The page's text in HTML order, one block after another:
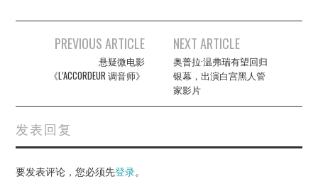
PREVIOUS ARTICLE
悬疑微电影
《L’ACCORDEUR 调音师》
NEXT ARTICLE
奥普拉·温弗瑞有望回归
银幕，出演白宫黑人管
家影片
发表回复
要发表评论，您必须先登录。